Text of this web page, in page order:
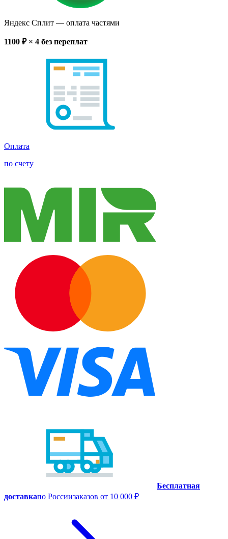
Яндекс Сплит — оплата частями
1100 ₽ × 4 без переплат
Оплата
по счету
Бесплатная
доставкапо Россиизаказов от 10 000 ₽